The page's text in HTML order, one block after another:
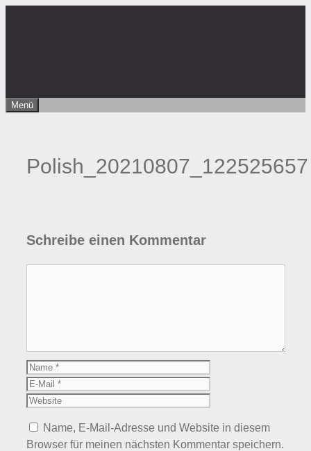
Menü
Polish_20210807_122525657
Schreibe einen Kommentar
Name
Name, E-Mail-Adresse und Website in diesem
Browser für meinen nächsten Kommentar speichern.